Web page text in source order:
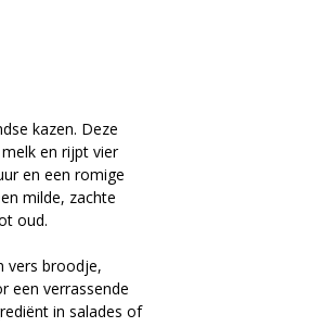
kazen. Deze
en rijpt vier
en een romige
milde, zachte
oud.
vers broodje,
een verrassende
in salades of